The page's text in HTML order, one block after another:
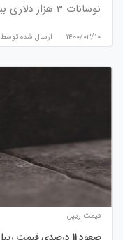
نوسانات 3 هزار دلاری بیت کوین به دنبال…
۱۴۰۰/۰۳/۱۰ ارسال شده توسط
قیمت ریپل